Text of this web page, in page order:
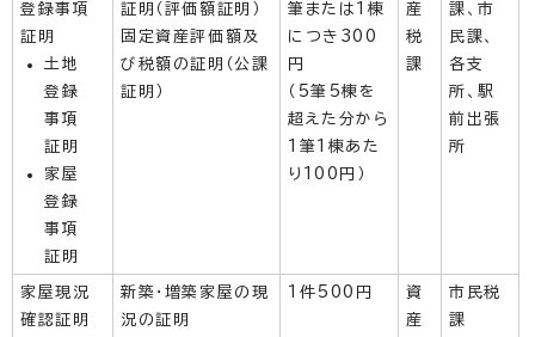
登録事項
証明
土地
登録
事項
証明
家屋
登録
事項
証明
証明（評価額証明）
固定資産評価額及
び税額の証明（公課
証明）
筆または1棟
につき300
円
（5筆5棟を
超えた分から
1筆1棟あた
り100円）
産
税
課
課、市
民課、
各支
所、駅
前出張
所
家屋現況
確認証明
新築・増築家屋の現
況の証明
1件500円
資
産
市民税
課